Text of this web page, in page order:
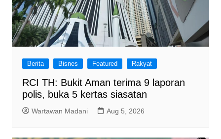
Berita Bisnes Featured Rakyat
RCI TH: Bukit Aman terima 9 laporan
polis, buka 5 kertas siasatan
Wartawan Madani Aug 5, 2026